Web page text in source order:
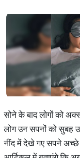
सोने के बाद लोगों को
लोग उन सपनों को सुबह
नींद में देखे गए सपने